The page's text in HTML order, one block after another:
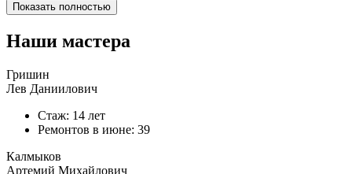
Показать полностью
Наши мастера
Гришин
Лев Даниилович
Стаж: 14 лет
Ремонтов в июне: 39
Калмыков
Артемий Михайлович